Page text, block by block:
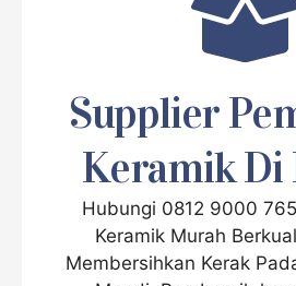
Supplier
Keramik Di
Hubungi 0812 9000
Keramik Murah
Membersihkan Kerak